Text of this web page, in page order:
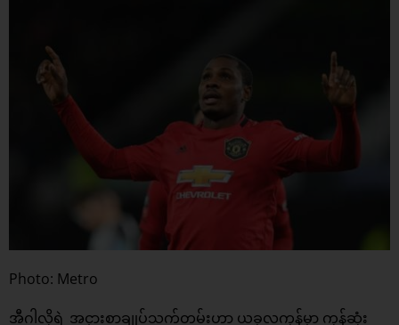
Photo: Metro
အီဂါလိုရဲ့ အငှားစာချုပ်သက်တမ်းဟာ ယခုလကုန်မှာ ကုန်ဆုံး